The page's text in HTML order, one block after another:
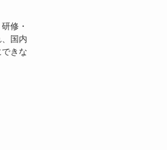
修・
国内
きな